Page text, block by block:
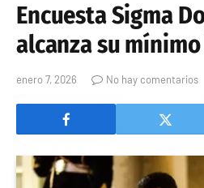
Encuesta Sigma
alcanza su
enero 7, 2026 No hay comentarios